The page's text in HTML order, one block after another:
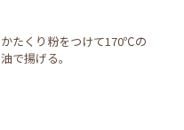
かたくり粉をつけて170℃の
油で揚げる。